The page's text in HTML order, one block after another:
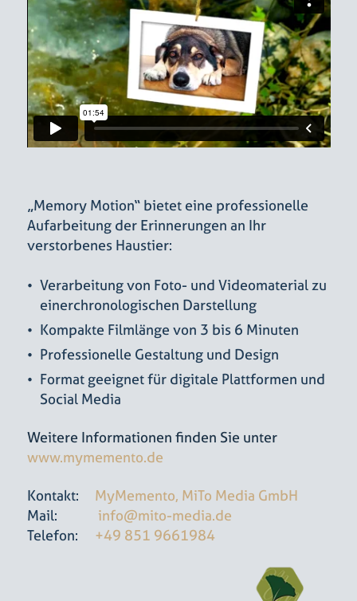
„Memory Motion“ bietet eine professionelle
Aufarbeitung der Erinnerungen an Ihr
verstorbenes Haustier:
Verarbeitung von Foto- und Videomaterial zu
einerchronologischen Darstellung
Kompakte Filmlänge von 3 bis 6 Minuten
Professionelle Gestaltung und Design
Format geeignet für digitale Plattformen und
Social Media
Weitere Informationen finden Sie unter
www.mymemento.de
Kontakt:
MyMemento, MiTo Media GmbH
Mail:
info@mito-media.de
Telefon:
+49 851 9661984